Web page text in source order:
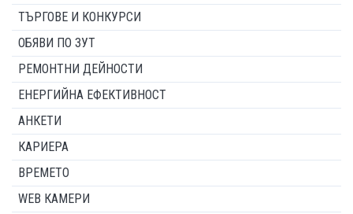
ТЪРГОВЕ И КОНКУРСИ
ОБЯВИ ПО ЗУТ
РЕМОНТНИ ДЕЙНОСТИ
ЕНЕРГИЙНА ЕФЕКТИВНОСТ
АНКЕТИ
КАРИЕРА
ВРЕМЕТО
WEB КАМЕРИ